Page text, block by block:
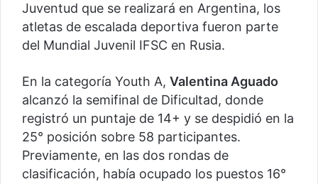
Juventud que se realizará en Argentina, los
atletas de escalada deportiva fueron parte
del Mundial Juvenil IFSC en Rusia.
En la categoría Youth A, Valentina Aguado
alcanzó la semifinal de Dificultad, donde
registró un puntaje de 14+ y se despidió en la
25° posición sobre 58 participantes.
Previamente, en las dos rondas de
clasificación, había ocupado los puestos 16°